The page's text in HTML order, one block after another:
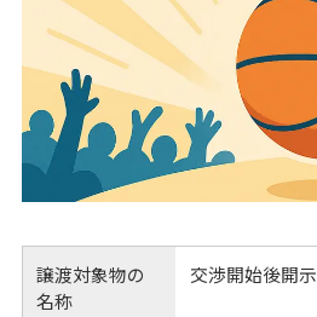
譲渡対象物の
名称
交渉開始後開示